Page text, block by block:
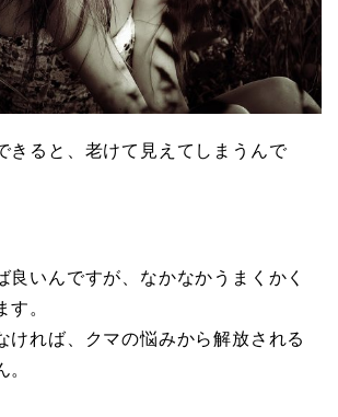
きると、老けて見えてしまうんで
良いんですが、なかなかうまくかく
す。
ければ、クマの悩みから解放される
。